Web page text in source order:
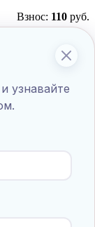
Взнос: 110 руб.
узнавайте